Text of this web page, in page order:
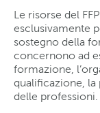
Le risorse del
esclusivamente
sostegno della
concernono ad
formazione,
qualificazione,
delle professioni.